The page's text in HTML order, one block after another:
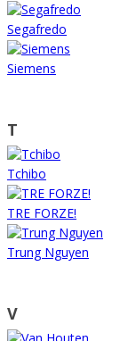
Segafredo
Siemens
T
Tchibo
TRE FORZE!
Trung Nguyen
V